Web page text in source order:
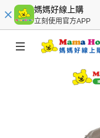
媽媽好線上購
立刻使用官方APP